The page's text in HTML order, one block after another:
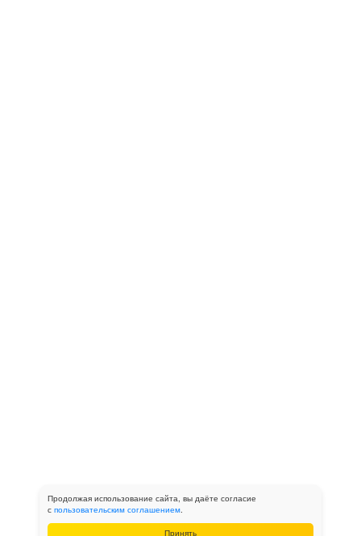
Продолжая использование сайта, вы даёте согласие
с пользовательским соглашением.
Принять